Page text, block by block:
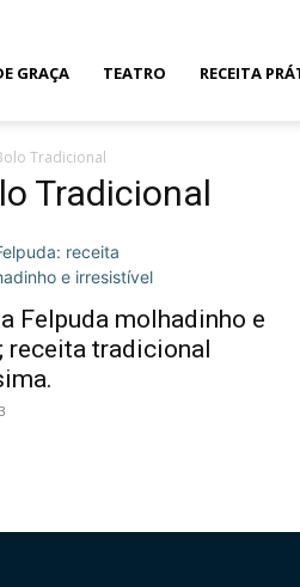
GRAÇA TEATRO RECEITA
Tradicional
Tradicional
Felpuda molhadinho e
receita tradicional